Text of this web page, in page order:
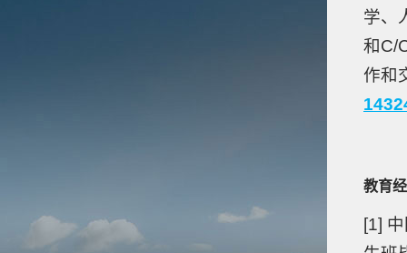
学、
和C/
作和
教育
[1]